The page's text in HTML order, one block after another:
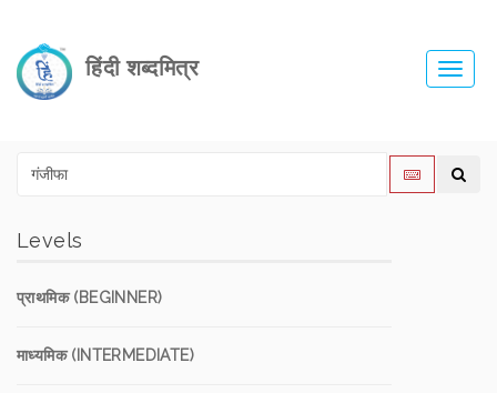
हिंदी शब्दमित्र
Levels
प्राथमिक (BEGINNER)
माध्यमिक (INTERMEDIATE)